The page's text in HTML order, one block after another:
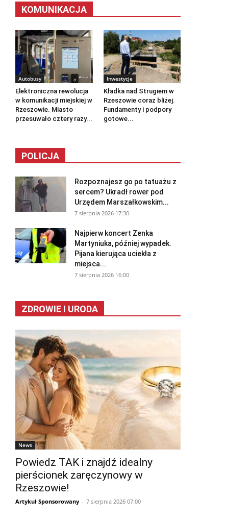
KOMUNIKACJA
Autobusy
Elektroniczna rewolucja
w komunikacji miejskiej w
Rzeszowie. Miasto
przesuwało cztery razy...
Inwestycje
Kładka nad Strugiem w
Rzeszowie coraz bliżej.
Fundamenty i podpory
gotowe...
POLICJA
Rozpoznajesz go po tatuażu z
sercem? Ukradł rower pod
Urzędem Marszałkowskim...
7 sierpnia 2026 17:30
Najpierw koncert Zenka
Martyniuka, później wypadek.
Pijana kierująca uciekła z
miejsca...
7 sierpnia 2026 16:00
ZDROWIE I URODA
News
Powiedz TAK i znajdź idealny
pierścionek zaręczynowy w
Rzeszowie!
Artykuł Sponsorowany - 7 sierpnia 2026 07:00